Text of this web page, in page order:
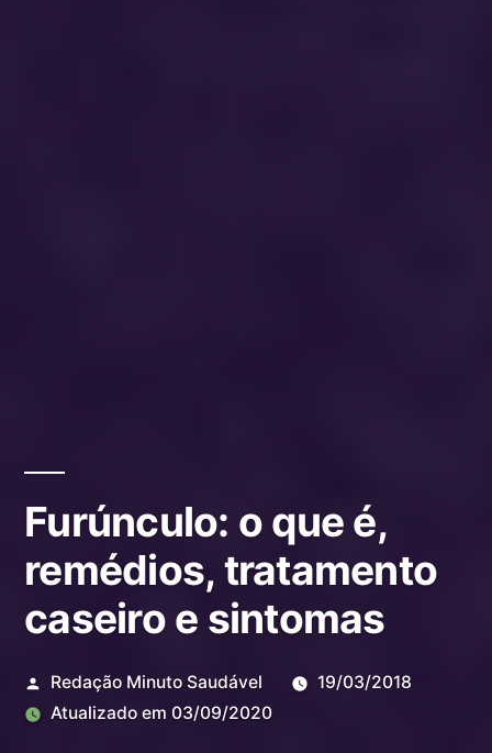
Furúnculo: o que é,
remédios, tratamento
caseiro e sintomas
Redação Minuto Saudável
19/03/2018
Atualizado em 03/09/2020